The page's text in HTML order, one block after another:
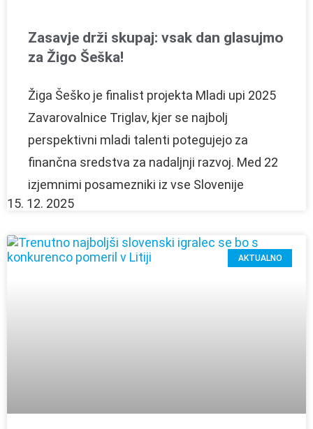
Zasavje drži skupaj: vsak dan glasujmo
za Žigo Šeška!
Žiga Šeško je finalist projekta Mladi upi 2025
Zavarovalnice Triglav, kjer se najbolj
perspektivni mladi talenti potegujejo za
finančna sredstva za nadaljnji razvoj. Med 22
izjemnimi posamezniki iz vse Slovenije
15. 12. 2025
AKTUALNO